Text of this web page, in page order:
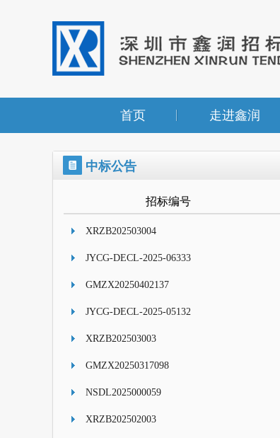
首页 走进鑫润
中标公告
招标编号
XRZB202503004
JYCG-DECL-2025-06333
GMZX20250402137
JYCG-DECL-2025-05132
XRZB202503003
GMZX20250317098
NSDL2025000059
XRZB202502003